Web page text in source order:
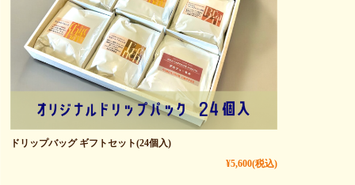
ドリップバッグ ギフトセット(24個入)
¥5,600(税込)